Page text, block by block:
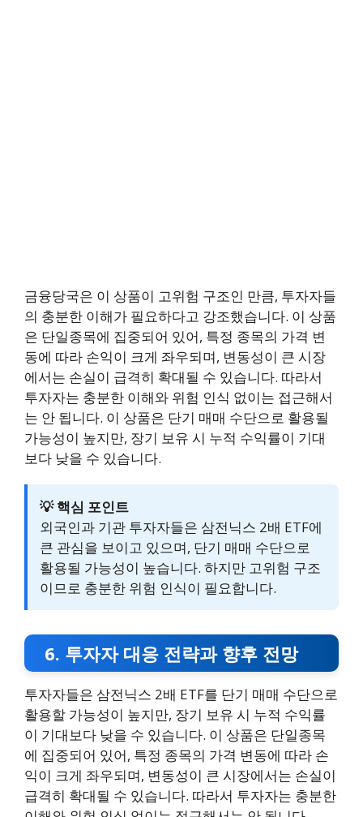
금융당국은 이 상품이 고위험 구조인 만큼, 투자자들
의 충분한 이해가 필요하다고 강조했습니다. 이 상품
은 단일종목에 집중되어 있어, 특정 종목의 가격 변
동에 따라 손익이 크게 좌우되며, 변동성이 큰 시장
에서는 손실이 급격히 확대될 수 있습니다. 따라서
투자자는 충분한 이해와 위험 인식 없이는 접근해서
는 안 됩니다. 이 상품은 단기 매매 수단으로 활용될
가능성이 높지만, 장기 보유 시 누적 수익률이 기대
보다 낮을 수 있습니다.
💡 핵심 포인트
외국인과 기관 투자자들은 삼전닉스 2배 ETF에
큰 관심을 보이고 있으며, 단기 매매 수단으로
활용될 가능성이 높습니다. 하지만 고위험 구조
이므로 충분한 위험 인식이 필요합니다.
6. 투자자 대응 전략과 향후 전망
투자자들은 삼전닉스 2배 ETF를 단기 매매 수단으로
활용할 가능성이 높지만, 장기 보유 시 누적 수익률
이 기대보다 낮을 수 있습니다. 이 상품은 단일종목
에 집중되어 있어, 특정 종목의 가격 변동에 따라 손
익이 크게 좌우되며, 변동성이 큰 시장에서는 손실이
급격히 확대될 수 있습니다. 따라서 투자자는 충분한